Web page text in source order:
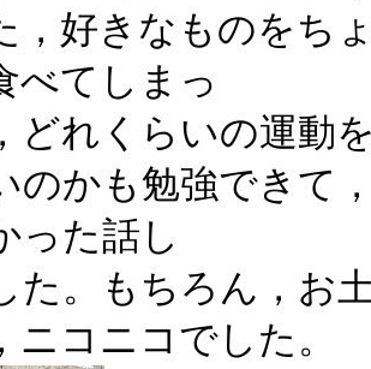
，好きなものをち
べてしまっ
どれくらいの運動
のかも勉強できて
った話し
た。もちろん，お
ニコニコでした。